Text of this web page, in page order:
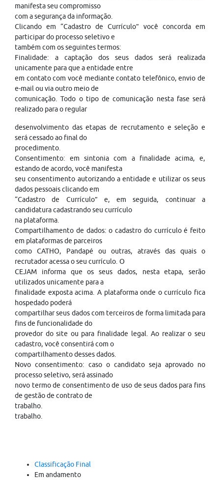
manifesta seu compromisso
com a segurança da informação.
Clicando em “Cadastro de Currículo” você concorda em
participar do processo seletivo e
também com os seguintes termos:
Finalidade: a captação dos seus dados será realizada
unicamente para que a entidade entre
em contato com você mediante contato telefônico, envio de
e-mail ou via outro meio de
comunicação. Todo o tipo de comunicação nesta fase será
realizado para o regular
desenvolvimento das etapas de recrutamento e seleção e
será cessado ao final do
procedimento.
Consentimento: em sintonia com a finalidade acima, e,
estando de acordo, você manifesta
seu consentimento autorizando a entidade e utilizar os seus
dados pessoais clicando em
“Cadastro de Currículo” e, em seguida, continuar a
candidatura cadastrando seu currículo
na plataforma.
Compartilhamento de dados: o cadastro do currículo é feito
em plataformas de parceiros
como CATHO, Pandapé ou outras, através das quais o
recrutador acessa o seu currículo. O
CEJAM informa que os seus dados, nesta etapa, serão
utilizados unicamente para a
finalidade exposta acima. A plataforma onde o currículo fica
hospedado poderá
compartilhar seus dados com terceiros de forma limitada para
fins de funcionalidade do
provedor do site ou para finalidade legal. Ao realizar o seu
cadastro, você consentirá com o
compartilhamento desses dados.
Novo consentimento: caso o candidato seja aprovado no
processo seletivo, será assinado
novo termo de consentimento de uso de seus dados para fins
de gestão de contrato de
trabalho.
trabalho.
Classificação Final
Em andamento